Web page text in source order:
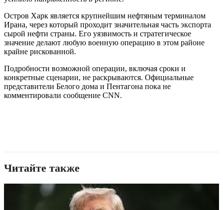
Остров Харк является крупнейшим нефтяным терминалом
Ирана, через который проходит значительная часть экспорта
сырой нефти страны. Его уязвимость и стратегическое
значение делают любую военную операцию в этом районе
крайне рискованной.
Подробности возможной операции, включая сроки и
конкретные сценарии, не раскрываются. Официальные
представители Белого дома и Пентагона пока не
комментировали сообщение CNN.
Читайте также